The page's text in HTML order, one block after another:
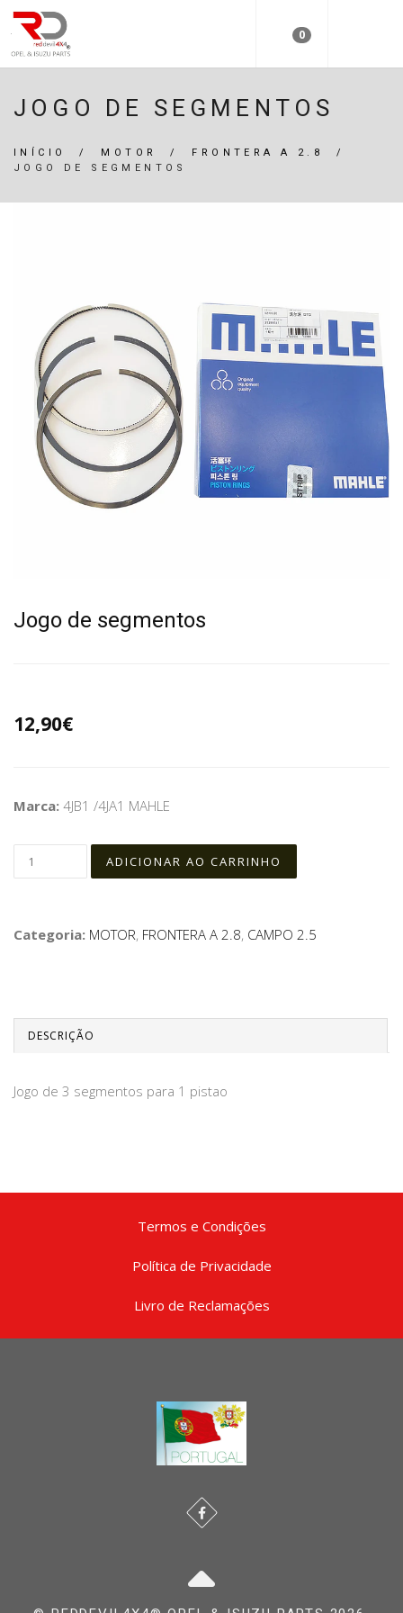
0
JOGO DE SEGMENTOS
INÍCIO / MOTOR / FRONTERA A 2.8
/
JOGO DE SEGMENTOS
Jogo de segmentos
12,90€
Marca: 4JB1 /4JA1 MAHLE
Categoria: MOTOR, FRONTERA A 2.8, CAMPO 2.5
DESCRIÇÃO
Jogo de 3 segmentos para 1 pistao
Termos e Condições
Política de Privacidade
Livro de Reclamações